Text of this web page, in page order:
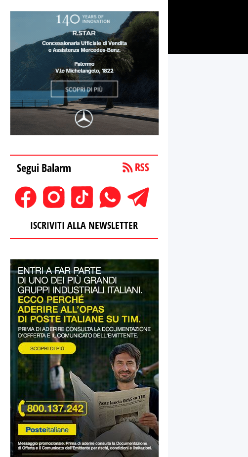
Segui Balarm
ISCRIVITI ALLA NEWSLETTER